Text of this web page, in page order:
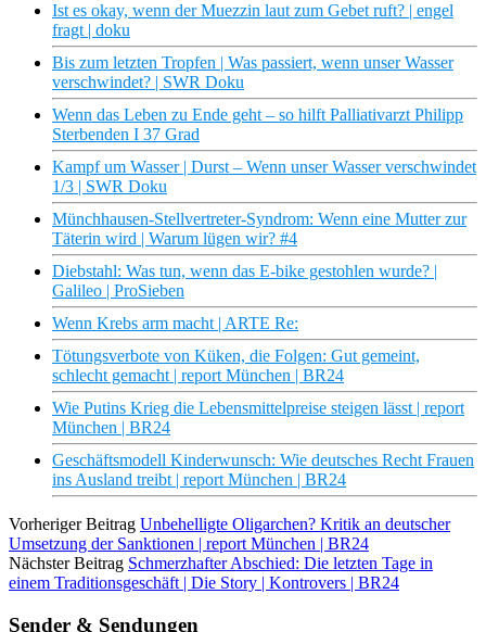
Ist es okay, wenn der Muezzin laut zum Gebet ruft? | engel
fragt | doku
Bis zum letzten Tropfen | Was passiert, wenn unser Wasser
verschwindet? | SWR Doku
Wenn das Leben zu Ende geht – so hilft Palliativarzt Philipp
Sterbenden I 37 Grad
Kampf um Wasser | Durst – Wenn unser Wasser verschwindet
1/3 | SWR Doku
Münchhausen-Stellvertreter-Syndrom: Wenn eine Mutter zur
Täterin wird | Warum lügen wir? #4
Diebstahl: Was tun, wenn das E-bike gestohlen wurde? |
Galileo | ProSieben
Wenn Krebs arm macht | ARTE Re:
Tötungsverbote von Küken, die Folgen: Gut gemeint,
schlecht gemacht | report München | BR24
Wie Putins Krieg die Lebensmittelpreise steigen lässt | report
München | BR24
Geschäftsmodell Kinderwunsch: Wie deutsches Recht Frauen
ins Ausland treibt | report München | BR24
Vorheriger Beitrag Unbehelligte Oligarchen? Kritik an deutscher
Umsetzung der Sanktionen | report München | BR24
Nächster Beitrag Schmerzhafter Abschied: Die letzten Tage in
einem Traditionsgeschäft | Die Story | Kontrovers | BR24
Sender & Sendungen